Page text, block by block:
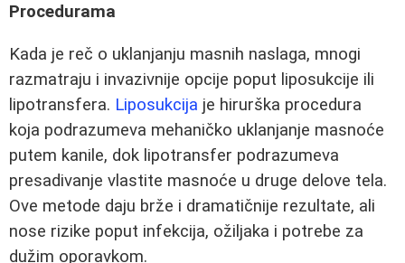
Procedurama
Kada je reč o uklanjanju masnih naslaga, mnogi
razmatraju i invazivnije opcije poput liposukcije ili
lipotransfera. Liposukcija je hirurška procedura
koja podrazumeva mehaničko uklanjanje masnoće
putem kanile, dok lipotransfer podrazumeva
presadivanje vlastite masnoće u druge delove tela.
Ove metode daju brže i dramatičnije rezultate, ali
nose rizike poput infekcija, ožiljaka i potrebe za
dužim oporavkom.